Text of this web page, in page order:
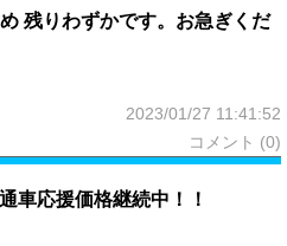
残りわずかです。お急ぎくだ
2023/01/27 11:41:52
コメント (0)
車応援価格継続中！！